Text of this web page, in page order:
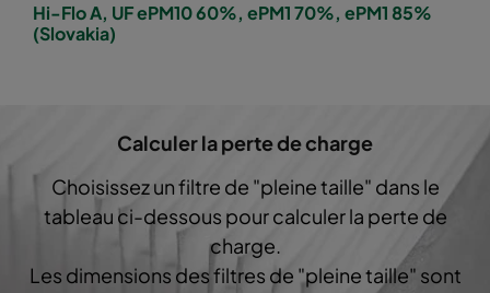
1060 490x592x600-6
1060 287x592x600-4 ePM10 60%
1060 592x592x600-6 ePM10 60% M5
1060 592x490x600-6 ePM10 60% M5
Hi-Flo A, UF ePM10 60%, ePM1 70%, ePM1 85%
(Slovakia)
Calculer la perte de charge
Choisissez un filtre de "pleine taille" dans le
tableau ci-dessous pour calculer la perte de
charge.
Les dimensions des filtres de "pleine taille" sont